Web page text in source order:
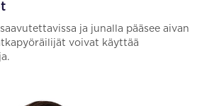
ja junalla pääsee aivan
voivat käyttää